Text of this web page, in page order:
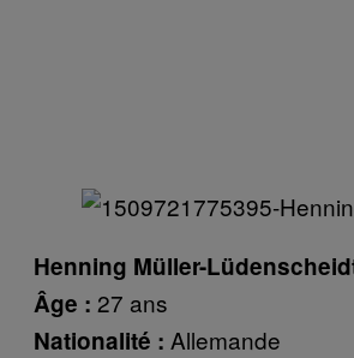
Henning Müller-
Âge : 27 ans
Nationalité : Allemande